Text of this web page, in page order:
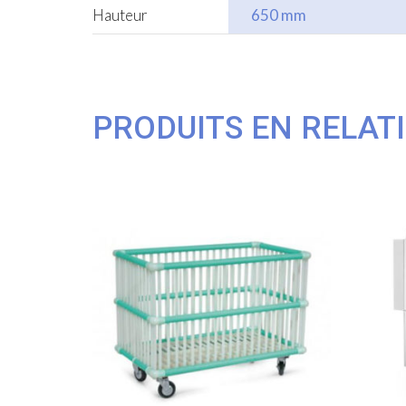
Hauteur 650 mm
PRODUITS EN